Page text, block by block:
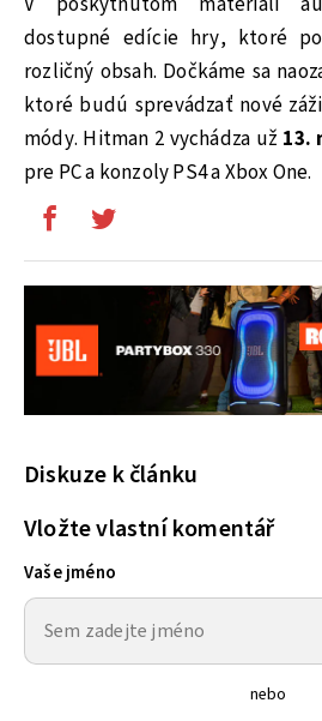
dostupné edície hry, ktoré
rozličný obsah. Dočkáme sa
ktoré budú sprevádzať nové
módy. Hitman 2 vychádza už 13.
pre PC a konzoly PS4 a Xbox One.
Diskuze k článku
Vložte vlastní komentář
Vaše jméno
nebo